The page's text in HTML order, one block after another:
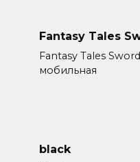
Fantasy Tales
Fantasy Tales
мобильная
black